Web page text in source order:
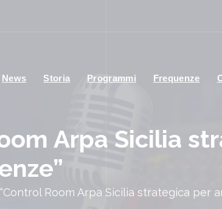
News Storia Programmi Frequenze
Arpa Sicilia
Room Arpa Sicilia strategica per